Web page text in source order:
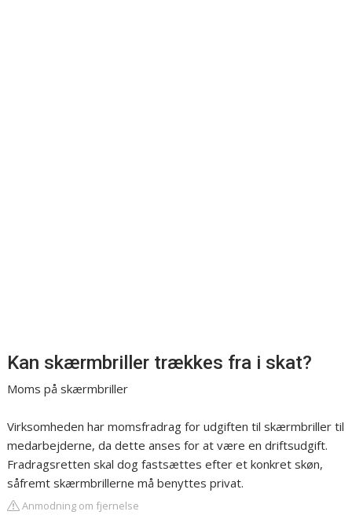
Kan skærmbriller trækkes fra i skat?
Moms på skærmbriller
Virksomheden har momsfradrag for udgiften til skærmbriller til
medarbejderne, da dette anses for at være en driftsudgift.
Fradragsretten skal dog fastsættes efter et konkret skøn,
såfremt skærmbrillerne må benyttes privat.
Anmodning om fjernelse